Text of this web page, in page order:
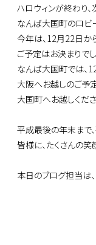
ハロウィンが終わり、
なんば大国町のロビ
今年は、12月22日か
ご予定はお決まりでし
なんば大国町では、
大阪へお越しのご予
大国町へお越しくださ
平成最後の年末まで、
皆様に、たくさんの
本日のブログ担当は